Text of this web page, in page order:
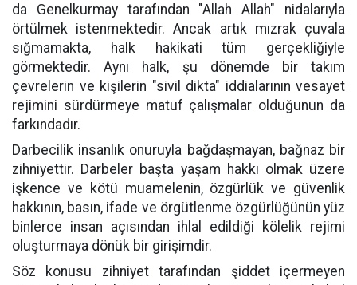
da Genelkurmay tarafından "Allah Allah" nidalarıyla
örtülmek istenmektedir. Ancak artık mızrak çuvala
sığmamakta, halk hakikati tüm gerçekliğiyle
görmektedir. Aynı halk, şu dönemde bir takım
çevrelerin ve kişilerin "sivil dikta" iddialarının vesayet
rejimini sürdürmeye matuf çalışmalar olduğunun da
farkındadır.
Darbecilik insanlık onuruyla bağdaşmayan, bağnaz bir
zihniyettir. Darbeler başta yaşam hakkı olmak üzere
işkence ve kötü muamelenin, özgürlük ve güvenlik
hakkının, basın, ifade ve örgütlenme özgürlüğünün yüz
binlerce insan açısından ihlal edildiği kölelik rejimi
oluşturmaya dönük bir girişimdir.
Söz konusu zihniyet tarafından şiddet içermeyen